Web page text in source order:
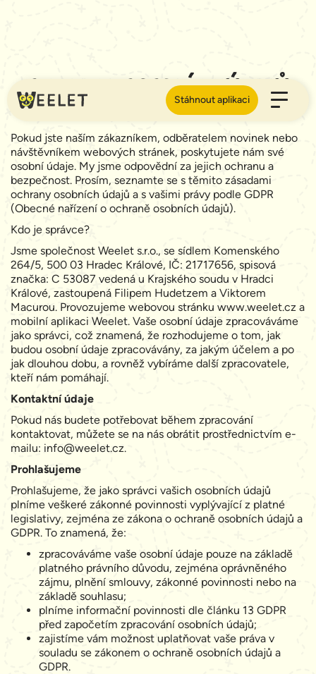
Stáhnout aplikaci
Ochrana osobních údajů
Pokud jste naším zákazníkem, odběratelem novinek nebo
návštěvníkem webových stránek, poskytujete nám své
osobní údaje. My jsme odpovědní za jejich ochranu a
bezpečnost. Prosím, seznamte se s těmito zásadami
ochrany osobních údajů a s vašimi právy podle GDPR
(Obecné nařízení o ochraně osobních údajů).
Kdo je správce?
Jsme společnost Weelet s.r.o., se sídlem Komenského
264/5, 500 03 Hradec Králové, IČ: 21717656, spisová
značka: C 53087 vedená u Krajského soudu v Hradci
Králové, zastoupená Filipem Hudetzem a Viktorem
Macurou. Provozujeme webovou stránku www.weelet.cz a
mobilní aplikaci Weelet. Vaše osobní údaje zpracováváme
jako správci, což znamená, že rozhodujeme o tom, jak
budou osobní údaje zpracovávány, za jakým účelem a po
jak dlouhou dobu, a rovněž vybíráme další zpracovatele,
kteří nám pomáhají.
Kontaktní údaje
Pokud nás budete potřebovat během zpracování
kontaktovat, můžete se na nás obrátit prostřednictvím e-
mailu: info@weelet.cz.
Prohlašujeme
Prohlašujeme, že jako správci vašich osobních údajů
plníme veškeré zákonné povinnosti vyplývající z platné
legislativy, zejména ze zákona o ochraně osobních údajů a
GDPR. To znamená, že:
zpracováváme vaše osobní údaje pouze na základě
platného právního důvodu, zejména oprávněného
zájmu, plnění smlouvy, zákonné povinnosti nebo na
základě souhlasu;
plníme informační povinnosti dle článku 13 GDPR
před započetím zpracování osobních údajů;
zajistíme vám možnost uplatňovat vaše práva v
souladu se zákonem o ochraně osobních údajů a
GDPR.